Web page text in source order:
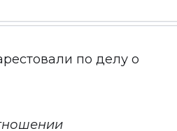
по делу о